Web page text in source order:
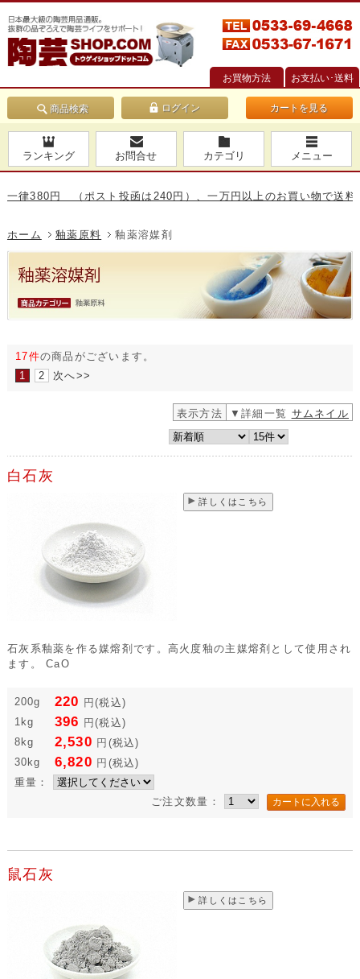
お買物方法 お支払い･送料
商品検索 カートを見る
ランキング お問合せ カテゴリ メニュー
円 （ポスト投函は240円）、一万円以上のお買い物で送料無料で
ホーム 釉薬原料 釉薬溶媒剤
17件の商品がございます。
1
2 次へ>>
表示方法 ▼詳細一覧 サムネイル
白石灰
詳しくはこちら
石灰系釉薬を作る媒熔剤です。高火度釉の主媒熔剤として使用され
ます。 CaO
200g 220 円 (税込)
1kg
396 円 (税込)
8kg
2,530 円 (税込)
30kg
6,820 円 (税込)
重量：
ご注文数量：
鼠石灰
詳しくはこちら